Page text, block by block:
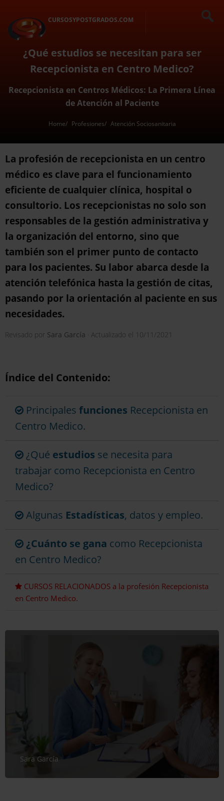
CURSOSYPOSTGRADOS.COM
¿Qué estudios se necesitan para ser
Recepcionista en Centro Medico?
Recepcionista en Centros Médicos: La Primera Línea
de Atención al Paciente
Home Profesiones Atención Sociosanitaria
La profesión de recepcionista en un centro
médico es clave para el funcionamiento
eficiente de cualquier clínica, hospital o
consultorio. Los recepcionistas no solo son
responsables de la gestión administrativa y
la organización del entorno, sino que
también son el primer punto de contacto
para los pacientes. Su labor abarca desde la
atención telefónica hasta la gestión de citas,
pasando por la orientación al paciente en sus
necesidades.
Revisado por Sara García · Actualizado el 10/11/2021
Índice del Contenido:
Principales funciones Recepcionista en
Centro Medico.
¿Qué estudios se necesita para
trabajar como Recepcionista en Centro
Medico?
Algunas Estadísticas, datos y empleo.
¿Cuánto se gana como Recepcionista
en Centro Medico?
CURSOS RELACIONADOS a la profesión Recepcionista
en Centro Medico.
Sara García